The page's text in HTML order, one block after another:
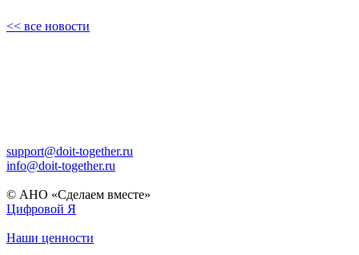
<< все новости
support@doit-together.ru
info@doit-together.ru
© АНО «Сделаем вместе»
Цифровой Я
Наши ценности